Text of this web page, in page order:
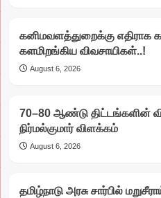
கனிமவளத்துறைக்கு எதிராக
களமிறங்கிய விவசாயிகள்..!
August 6, 2026
70–80 ஆண்டு திட்டங்களின்
நிர்மல்குமார் விளக்கம்
August 6, 2026
தமிழ்நாடு அரசு சார்பில்